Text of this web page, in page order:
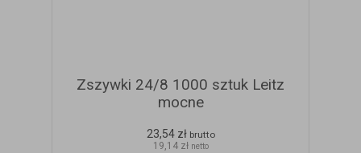
Zszywki 24/8 1000 sztuk Leitz
mocne
23,54 zł brutto
19,14 zł netto